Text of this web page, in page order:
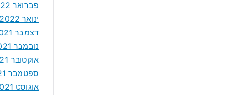
פברואר 2022
ינואר 2022
דצמבר 2021
נובמבר 2021
אוקטובר 2021
ספטמבר 2021
אוגוסט 2021